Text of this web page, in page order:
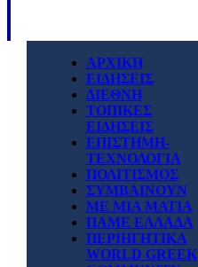
ΑΡΧΙΚΗ
ΕΙΔΗΣΕΙΣ
ΔΙΕΘΝΗ
ΤΟΠΙΚΕΣ
ΕΙΔΗΣΕΙΣ
ΕΠΙΣΤΗΜΗ-
ΤΕΧΝΟΛΟΓΙΑ
ΠΟΛΙΤΙΣΜΟΣ
ΣΥΜΒΑΙΝΟΥΝ
ΜΕ ΜΙΑ ΜΑΤΙΑ
ΠΑΜΕ ΕΛΛΑΔΑ
ΠΕΡΙΗΓΗΤΙΚΑ
WORLD GREEK